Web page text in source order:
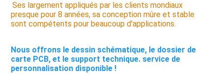
SITE
POLITIQUE
DE
Ses largement appliqués par les clients mondiaux
presque pour 8 années, sa conception mûre et stable
sont compétents pour beaucoup d'applications.
Nous offrons le dessin schématique, le dossier de
carte PCB, et le support technique. service de
personnalisation disponible !